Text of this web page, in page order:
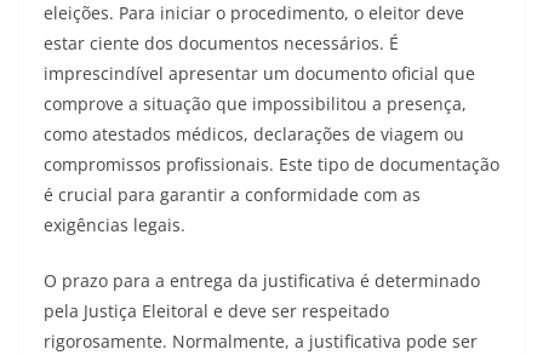
eleições. Para iniciar o procedimento, o eleitor deve
estar ciente dos documentos necessários. É
imprescindível apresentar um documento oficial que
comprove a situação que impossibilitou a presença,
como atestados médicos, declarações de viagem ou
compromissos profissionais. Este tipo de documentação
é crucial para garantir a conformidade com as
exigências legais.
O prazo para a entrega da justificativa é determinado
pela Justiça Eleitoral e deve ser respeitado
rigorosamente. Normalmente, a justificativa pode ser